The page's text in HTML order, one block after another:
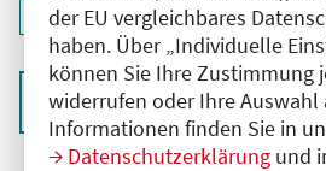
der EU vergleichbares
haben. Über „Individuelle
können Sie Ihre Zustimmung
widerrufen oder Ihre Auswahl
Informationen finden Sie in
Datenschutzerklärung und
Filter
ID: ANT-2601159
deaktivieren und
Sortieren nach